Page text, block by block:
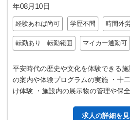
年08月10日
経験あれば尚可 学歴不問 時間外
転勤あり 転勤範囲 マイカー通勤可
平安時代の歴史や文化を体験できる
の案内や体験プログラムの実施 ・十
け体験 ・施設内の展示物の管理や保
求人の詳細を